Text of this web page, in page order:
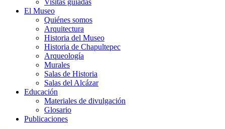
Visitas guiadas
El Museo
Quiénes somos
Arquitectura
Historia del Museo
Historia de Chapultepec
Arqueología
Murales
Salas de Historia
Salas del Alcázar
Educación
Materiales de divulgación
Glosario
Publicaciones